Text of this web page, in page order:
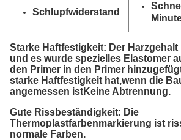
Schlupfwiderstand
Starke Haftfestigkeit: Der
und es wurde spezielles Elastomer
den Primer in den Primer
starke Haftfestigkeit hat,wenn die
angemessen istKeine Abtrennung.
Gute Rissbeständigkeit: Die
Thermoplastfarbenmarkierung ist
normale Farben.